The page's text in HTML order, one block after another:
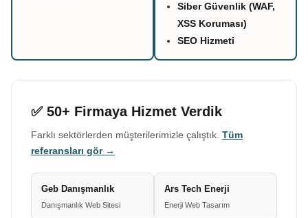
Siber Güvenlik (WAF,
XSS Koruması)
SEO Hizmeti
✅ 50+ Firmaya Hizmet Verdik
Farklı sektörlerden müşterilerimizle çalıştık. Tüm
referansları gör →
Geb Danışmanlık
Danışmanlık Web Sitesi
Ars Tech Enerji
Enerji Web Tasarım